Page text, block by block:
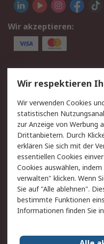
Wir akzeptieren:
Service
Value Added Services
Rücksendungen
Hilfe
Rechtliches
AGB
Cookie-Richtlinie
Copyright/Impressum
Wir respektieren
Wir verwenden Cookies
statistischen
zur Anzeige von Werbung
Drittanbietern. Durch
erklären Sie sich mit der
essentiellen Cookies
Cookies auswählen,
verwalten" klicken. Wenn
Sie auf "Alle ablehnen".
bestimmte Funktionen
Informationen finden Sie